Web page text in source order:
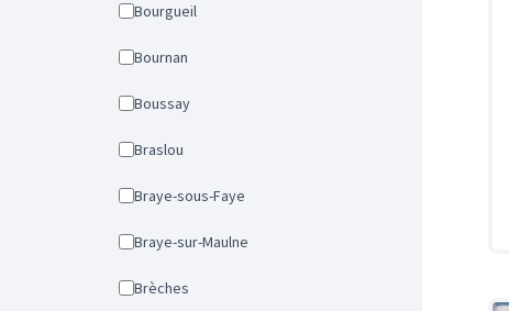
Bourgueil
Bournan
Boussay
Braslou
Braye-sous-Faye
Braye-sur-Maulne
Brèches